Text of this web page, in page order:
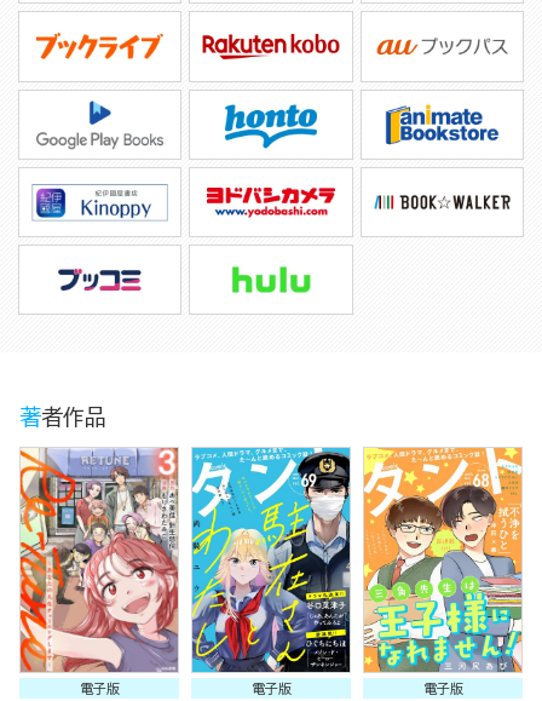
著者作品
電子版 電子版 電子版